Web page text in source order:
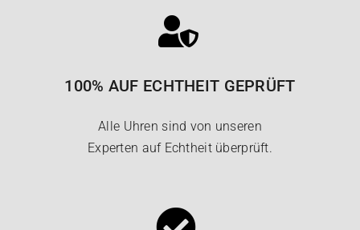
100% AUF ECHTHEIT GEPRÜFT
Alle Uhren sind von unseren
Experten auf Echtheit überprüft.